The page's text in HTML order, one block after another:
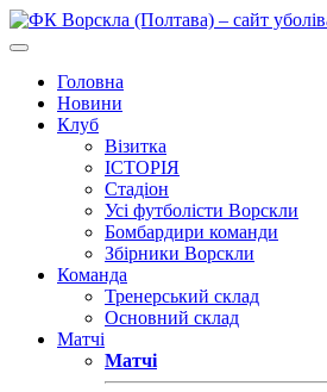
Головна
Новини
Клуб
Візитка
ІСТОРІЯ
Стадіон
Усі футболісти Ворскли
Бомбардири команди
Збірники Ворскли
Команда
Тренерський склад
Основний склад
Матчі
Матчі